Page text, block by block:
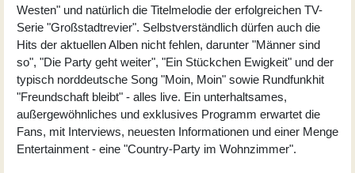
Westen" und natürlich die Titelmelodie der erfolgreichen TV-
Serie "Großstadtrevier". Selbstverständlich dürfen auch die
Hits der aktuellen Alben nicht fehlen, darunter "Männer sind
so", "Die Party geht weiter", "Ein Stückchen Ewigkeit" und der
typisch norddeutsche Song "Moin, Moin" sowie Rundfunkhit
"Freundschaft bleibt" - alles live. Ein unterhaltsames,
außergewöhnliches und exklusives Programm erwartet die
Fans, mit Interviews, neuesten Informationen und einer Menge
Entertainment - eine "Country-Party im Wohnzimmer".